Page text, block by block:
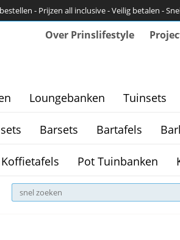
- Prijzen all inclusive - Veilig betalen -
Over Prinslifestyle
Loungebanken Tuinsets
Barsets Bartafels
Koffietafels Pot Tuinbanken